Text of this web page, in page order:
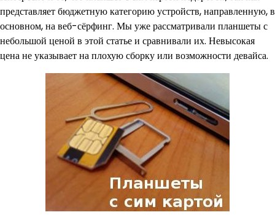
представляет бюджетную категорию устройств, направленную, в
основном, на веб-сёрфинг. Мы уже рассматривали планшеты с
небольшой ценой в этой статье и сравнивали их. Невысокая
цена не указывает на плохую сборку или возможности девайса.